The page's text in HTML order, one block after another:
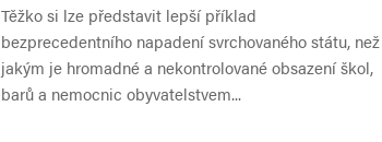
Těžko si lze představit lepší příklad
bezprecedentního napadení svrchovaného státu, než
jakým je hromadné a nekontrolované obsazení škol,
barů a nemocnic obyvatelstvem...